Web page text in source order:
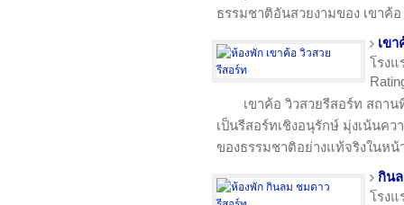
ธรรมชาติอันสวยงามของ เขาค้อ
เข
โรง
เขาค้อ วิวสวยรีสอร์ท สถา
เป็นรีสอร์ทเชิงอนุรักษ์ มุ่งเน้นค
ของธรรมชาติอย่างแท้จริงในห
กิน
โรง